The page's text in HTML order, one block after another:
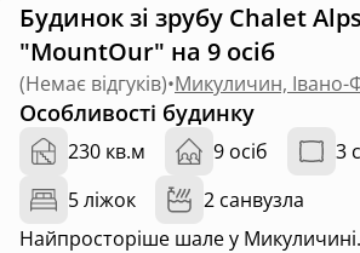
Будинок зі зрубу Chalet
"MountOur" на 9 осіб
(Немає відгуків)•
Особливості будинку
230 кв.м 9 осіб
3
5 ліжок
2 санвузла
Найпросторіше шале у Микуличині.